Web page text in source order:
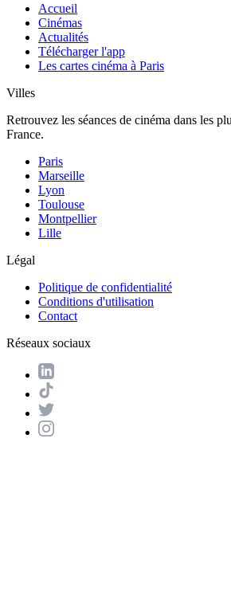
Accueil
Cinémas
Actualités
Télécharger l'app
Les cartes cinéma à Paris
Villes
Retrouvez les séances de cinéma dans les
France.
Paris
Marseille
Lyon
Toulouse
Montpellier
Lille
Légal
Politique de confidentialité
Conditions d'utilisation
Contact
Réseaux sociaux